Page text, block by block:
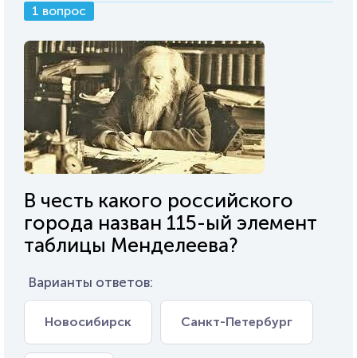
1 вопрос
В честь какого российского
города назван 115-ый элемент
таблицы Менделеева?
Варианты ответов:
Новосибирск Санкт-Петербург